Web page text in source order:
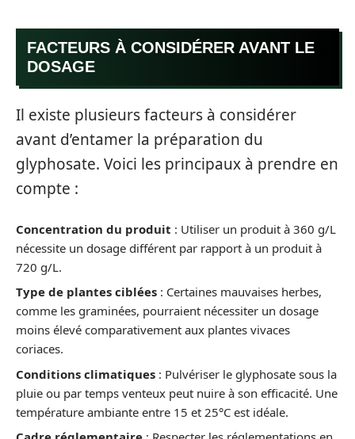
FACTEURS À CONSIDÉRER AVANT LE
DOSAGE
Il existe plusieurs facteurs à considérer
avant d’entamer la préparation du
glyphosate. Voici les principaux à prendre en
compte :
Concentration du produit : Utiliser un produit à 360 g/L
nécessite un dosage différent par rapport à un produit à
720 g/L.
Type de plantes ciblées : Certaines mauvaises herbes,
comme les graminées, pourraient nécessiter un dosage
moins élevé comparativement aux plantes vivaces
coriaces.
Conditions climatiques : Pulvériser le glyphosate sous la
pluie ou par temps venteux peut nuire à son efficacité. Une
température ambiante entre 15 et 25°C est idéale.